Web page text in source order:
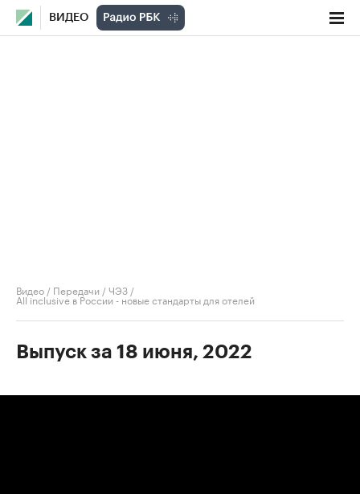
ВИДЕО
Видео / Передачи /ЧЭЗ /
All inclusive в России - новые стандарты для отелей
Выпуск за 18 июня, 2022